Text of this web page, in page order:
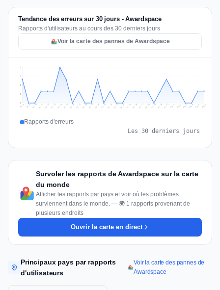
Tendance des erreurs sur 30 jours - Awardspace
Rapports d'utilisateurs au cours des 30 derniers jours
Voir la carte des pannes de Awardspace
1
2
2
3
Jul 8 Jul 9 Jul 10 Jul 11 Jul 12 Jul 13 Jul 14 Jul 15 Jul 16 Jul 17 Jul 18 Jul 19 Jul 20 Jul 21 Jul 22 Jul 23 Jul 24 Jul 25 Jul 26 Jul 27 Jul 28 Jul 29 Jul 30 Jul 31 Aug 1 Aug 2 Aug 3 Aug 4 Aug 5 Aug 6
Rapports d'erreurs
Les 30 derniers jours
Survoler les rapports de Awardspace sur la carte
du monde
Afficher les rapports par pays et voir où les problèmes
surviennent dans le monde. — 🌍 1 rapports provenant de
plusieurs endroits
Ouvrir la carte en direct
Principaux pays par rapports
d'utilisateurs
Voir la carte des pannes de
Awardspace